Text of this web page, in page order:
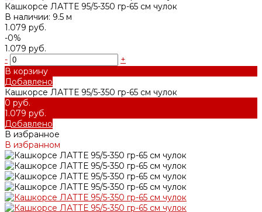
Кашкорсе ЛАТТЕ 95/5-350 гр-65 см чулок
В наличии: 9.5 м
1.079 руб.
-0%
1.079 руб.
-
+
В корзину
Добавлено
Кашкорсе ЛАТТЕ 95/5-350 гр-65 см чулок
0 руб.
1.079 руб.
Добавлено
В избранное
В избранном